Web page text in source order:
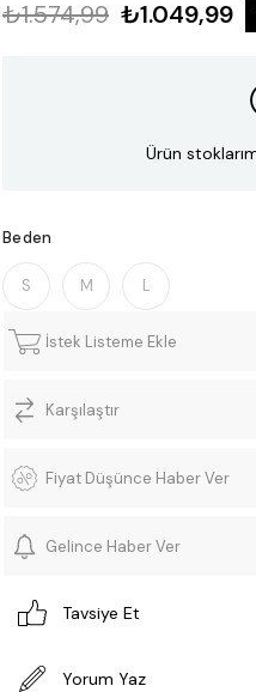
₺1.574,99 ₺1.049,99
Ürün
Beden
S M L
İstek Listeme Ekle
Karşılaştır
Fiyat Düşünce Haber Ver
Gelince Haber Ver
Tavsiye Et
Yorum Yaz